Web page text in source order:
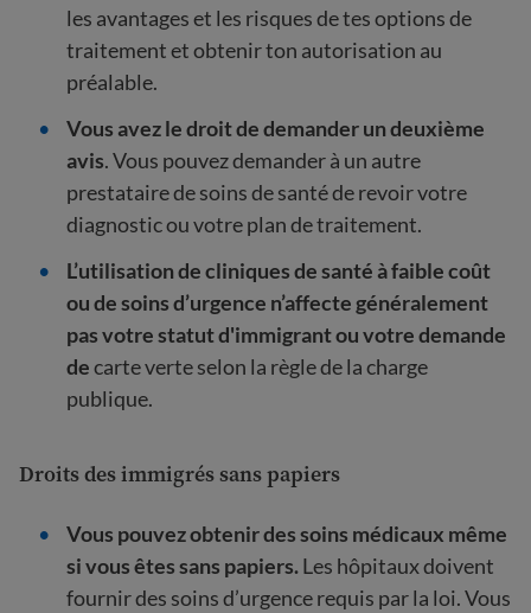
les avantages et les risques de tes options de
traitement et obtenir ton autorisation au
préalable.
Vous avez le droit de demander un deuxième
avis. Vous pouvez demander à un autre
prestataire de soins de santé de revoir votre
diagnostic ou votre plan de traitement.
L’utilisation de cliniques de santé à faible coût
ou de soins d’urgence n’affecte généralement
pas votre statut d'immigrant ou votre demande
decarte verte selon la règle de la charge
publique.
Droits des immigrés sans papiers
Vous pouvez obtenir des soins médicaux même
si vous êtes sans papiers.Les hôpitaux doivent
fournir des soins d’urgence requis par la loi. Vous